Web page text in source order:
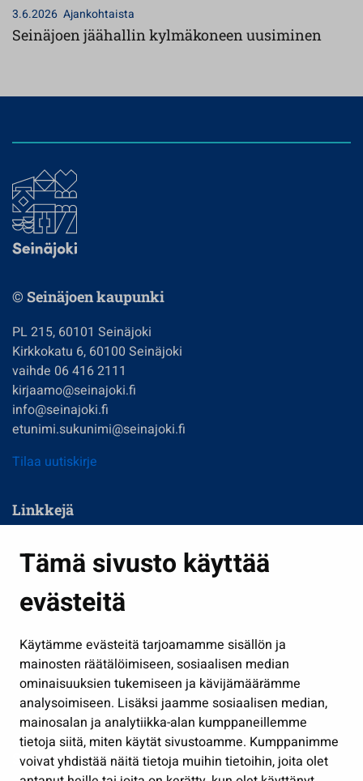
Tämä sivusto käyttää
evästeitä
Käytämme evästeitä tarjoamamme sisällön ja
mainosten räätälöimiseen, sosiaalisen median
ominaisuuksien tukemiseen ja kävijämäärämme
analysoimiseen. Lisäksi jaamme sosiaalisen median,
mainosalan ja analytiikka-alan kumppaneillemme
tietoja siitä, miten käytät sivustoamme. Kumppanimme
voivat yhdistää näitä tietoja muihin tietoihin, joita olet
3.6.2026 Ajankohtaista
Seinäjoen jäähallin kylmäkoneen uusiminen
© Seinäjoen kaupunki
PL 215, 60101 Seinäjoki
Kirkkokatu 6, 60100 Seinäjoki
vaihde 06 416 2111
kirjaamo@seinajoki.fi
info@seinajoki.fi
etunimi.sukunimi@seinajoki.fi
Tilaa uutiskirje
Linkkejä
Kasvatus ja opetus
Kulttuuri ja liikunta
Työ ja yrittäminen
Osallistu ja asioi
Näytä omat evästeasetukseni
Seuraa meitä